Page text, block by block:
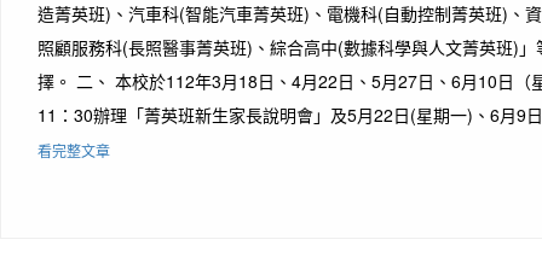
造菁英班)、汽車科(智能汽車菁英班)、電機科(自動控制菁英班)、
照顧服務科(長照醫事菁英班)、綜合高中(數據科學與人文菁英班)
擇。 二、 本校於112年3月18日、4月22日、5月27日、6月10日（
11：30辦理「菁英班新生家長說明會」及5月22日(星期一)、6月9
看完整文章